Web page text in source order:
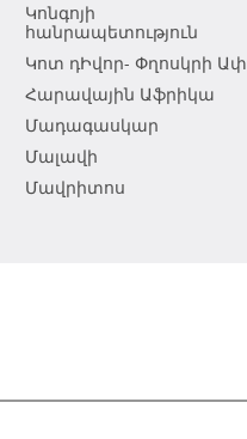
Կոնգոյի
հանրապետություն
Կոտ դԻվոր- Փղոսկրի Ափ
Հարավային Աֆրիկա
Մադագասկար
Մալավի
Մավրիտոս